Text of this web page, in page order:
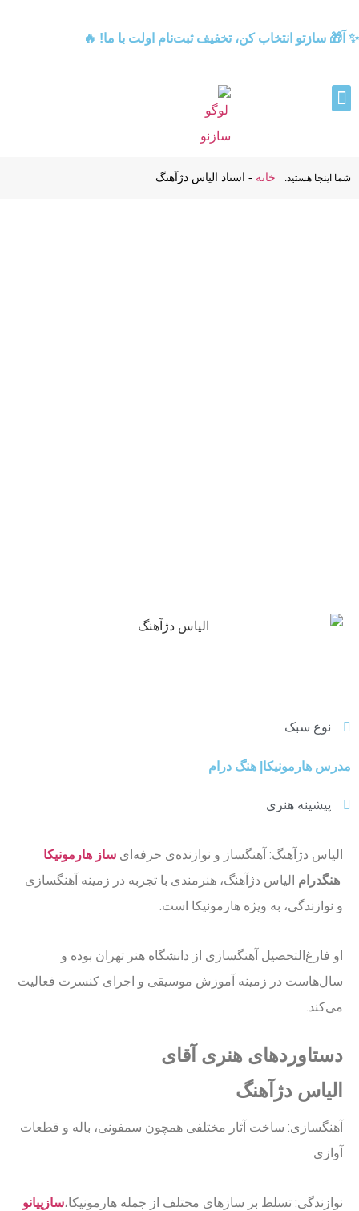
✨ آ🎁 سازتو انتخاب کن، تخفیف ثبت‌نام اولت با ما! 🔥
شما اینجا هستید: خانه - استاد الیاس دژآهنگ
نوع سبک
مدرس هارمونیکا| هنگ درام
پیشینه هنری
الیاس دژآهنگ: آهنگساز و نوازنده‌ی حرفه‌ای ساز هارمونیکا
هنگدرام الیاس دژآهنگ، هنرمندی با تجربه در زمینه آهنگسازی
و نوازندگی، به ویژه هارمونیکا است.
او فارغ‌التحصیل آهنگسازی از دانشگاه هنر تهران بوده و
سال‌هاست در زمینه آموزش موسیقی و اجرای کنسرت فعالیت
می‌کند.
دستاوردهای هنری آقای
الیاس دژآهنگ
آهنگسازی: ساخت آثار مختلفی همچون سمفونی، باله و قطعات
آوازی
نوازندگی: تسلط بر سازهای مختلف از جمله هارمونیکا،ساز پیانو